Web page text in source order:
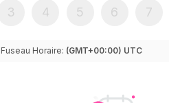
3 4 5 6 7
Fuseau Horaire: (GMT+00:00) UTC